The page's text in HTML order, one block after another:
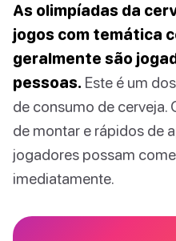
As olimpíadas da
jogos com temática
geralmente são
pessoas. Este é um
de consumo de cerveja.
de montar e rápidos de
jogadores possam
imediatamente.